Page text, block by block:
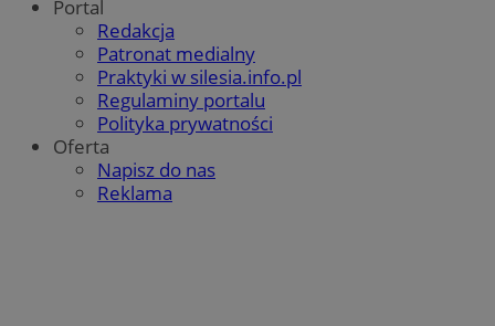
Portal
Redakcja
Patronat medialny
Praktyki w silesia.info.pl
Regulaminy portalu
Polityka prywatności
Oferta
Napisz do nas
Reklama